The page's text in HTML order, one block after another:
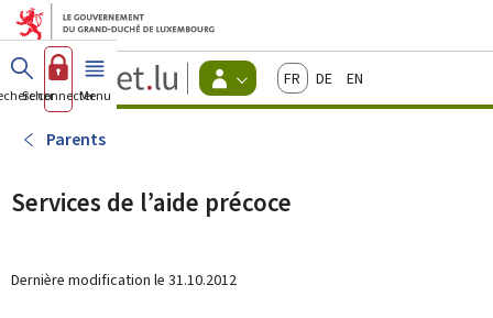
Aller au menu principal
Aller au contenu
Guichet.lu
Changer
d'espace
actif
FrançaisDeutschEnglish
Se connecterMenu principal
Parents
Services de l’aide précoce
Dernière modification le 31.10.2012